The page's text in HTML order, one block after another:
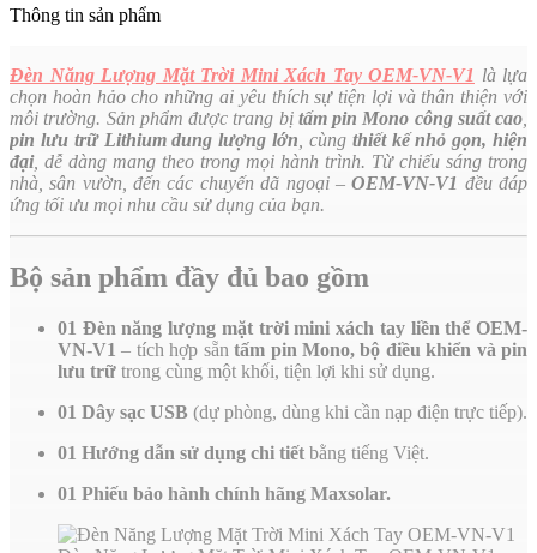
Thông tin sản phẩm
Đèn Năng Lượng Mặt Trời Mini Xách Tay OEM-VN-V1 là lựa
chọn hoàn hảo cho những ai yêu thích sự tiện lợi và thân thiện với
môi trường. Sản phẩm được trang bị tấm pin Mono công suất cao
pin lưu trữ Lithium dung lượng lớn , cùng thiết kế nhỏ gọn, hiện
đại, dễ dàng mang theo trong mọi hành trình. Từ chiếu sáng trong
nhà, sân vườn, đến các chuyến dã ngoại –OEM-VN-V1 đều đáp
ứng tối ưu mọi nhu cầu sử dụng của bạn.
Bộ sản phẩm đầy đủ bao gồm
01 Đèn năng lượng mặt trời mini xách tay liền thể OEM-
VN-V1 – tích hợp sẵntấm pin Mono, bộ điều khiển và pin
lưu trữ trong cùng một khối, tiện lợi khi sử dụng.
01 Dây sạc USB (dự phòng, dùng khi cần nạp điện trực tiếp).
01 Hướng dẫn sử dụng chi tiết bằng tiếng Việt.
01 Phiếu bảo hành chính hãng Maxsolar.